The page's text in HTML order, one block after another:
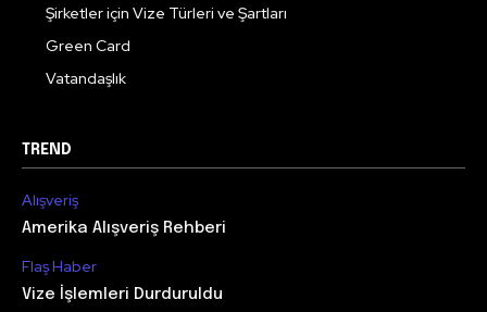
Şirketler için Vize Türleri ve Şartları
Green Card
Vatandaşlık
TREND
Alışveriş
Amerika Alışveriş Rehberi
Flaş Haber
Vize İşlemleri Durduruldu